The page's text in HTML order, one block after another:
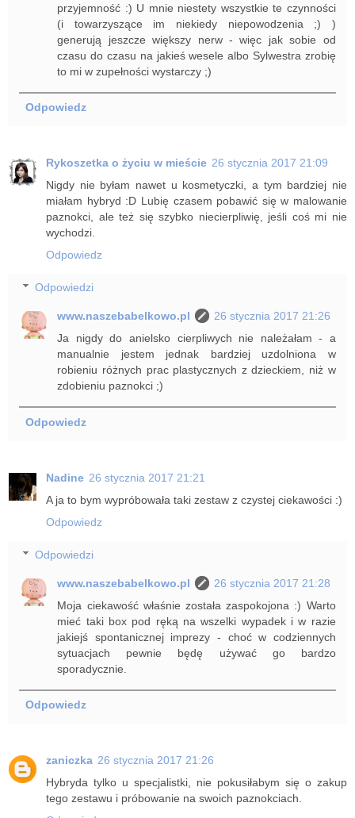
przyjemność :) U mnie niestety wszystkie te czynności
(i towarzyszące im niekiedy niepowodzenia ;) )
generują jeszcze większy nerw - więc jak sobie od
czasu do czasu na jakieś wesele albo Sylwestra zrobię
to mi w zupełności wystarczy ;)
Odpowiedz
Rykoszetka o życiu w mieście 26 stycznia 2017 21:09
Nigdy nie byłam nawet u kosmetyczki, a tym bardziej nie
miałam hybryd :D Lubię czasem pobawić się w malowanie
paznokci, ale też się szybko niecierpliwię, jeśli coś mi nie
wychodzi.
Odpowiedz
Odpowiedzi
www.naszebabelkowo.pl
26 stycznia 2017 21:26
Ja nigdy do anielsko cierpliwych nie należałam - a
manualnie jestem jednak bardziej uzdolniona w
robieniu różnych prac plastycznych z dzieckiem, niż w
zdobieniu paznokci ;)
Odpowiedz
Nadine 26 stycznia 2017 21:21
A ja to bym wypróbowała taki zestaw z czystej ciekawości :)
Odpowiedz
Odpowiedzi
www.naszebabelkowo.pl
26 stycznia 2017 21:28
Moja ciekawość właśnie została zaspokojona :) Warto
mieć taki box pod ręką na wszelki wypadek i w razie
jakiejś spontanicznej imprezy - choć w codziennych
sytuacjach pewnie będę używać go bardzo
sporadycznie.
Odpowiedz
zaniczka 26 stycznia 2017 21:26
Hybryda tylko u specjalistki, nie pokusiłabym się o zakup
tego zestawu i próbowanie na swoich paznokciach.